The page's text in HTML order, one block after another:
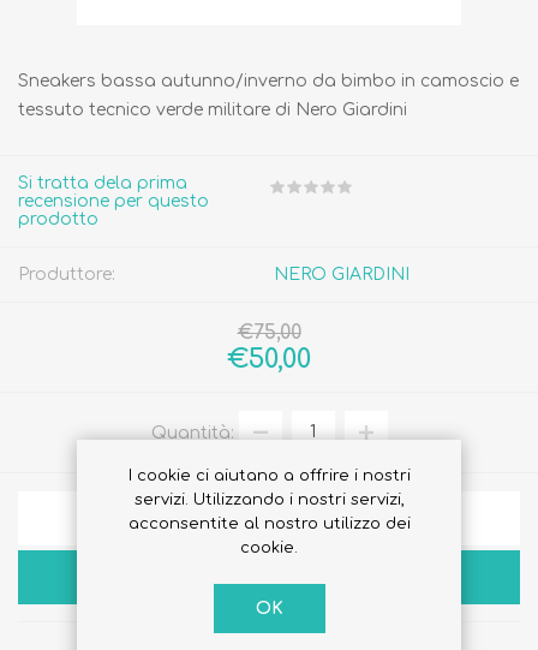
Sneakers bassa autunno/inverno da bimbo in camoscio e
tessuto tecnico verde militare di Nero Giardini
Si tratta dela prima
recensione per questo
prodotto
Produttore: NERO GIARDINI
€75,00
€50,00
Quantità:
AGGIUNGI ALLA LISTA DEI DESIDERI
I cookie ci aiutano a offrire i nostri
servizi. Utilizzando i nostri servizi,
acconsentite al nostro utilizzo dei
cookie.
OK